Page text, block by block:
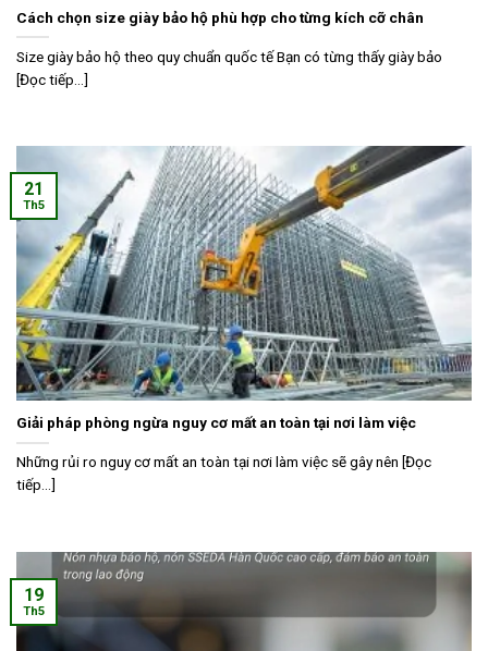
Cách chọn size giày bảo hộ phù hợp cho từng kích cỡ chân
Size giày bảo hộ theo quy chuẩn quốc tế Bạn có từng thấy giày bảo
[Đọc tiếp...]
Giải pháp phòng ngừa nguy cơ mất an toàn tại nơi làm việc
Những rủi ro nguy cơ mất an toàn tại nơi làm việc sẽ gây nên [Đọc
tiếp...]
21
Th5
19
Th5